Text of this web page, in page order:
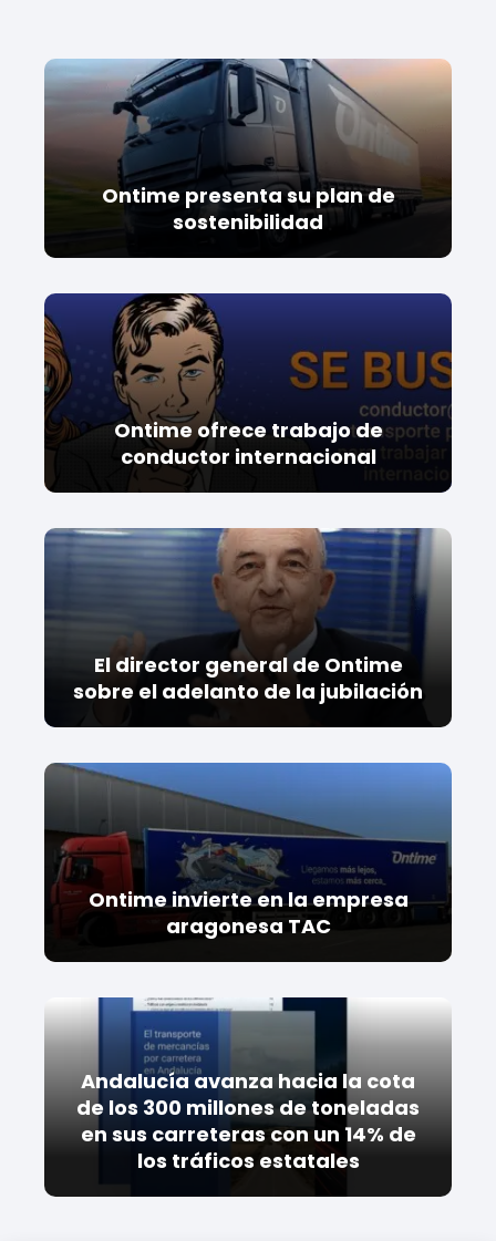
Ontime presenta su plan de
sostenibilidad
Ontime ofrece trabajo de
conductor internacional
El director general de Ontime
sobre el adelanto de la jubilación
Ontime invierte en la empresa
aragonesa TAC
Andalucía avanza hacia la cota
de los 300 millones de toneladas
en sus carreteras con un 14% de
los tráficos estatales